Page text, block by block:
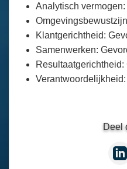
Analytisch
Klantgerichtheid:
Samenwerken:
Deel